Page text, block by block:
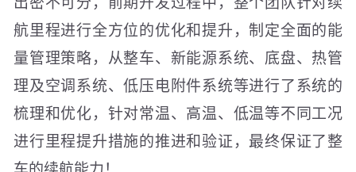
航里程进行全方位的优化和提升，制定全面的能
量管理策略，从整车、新能源系统、底盘、热管
理及空调系统、低压电附件系统等进行了系统的
梳理和优化，针对常温、高温、低温等不同工况
进行里程提升措施的推进和验证，最终保证了整